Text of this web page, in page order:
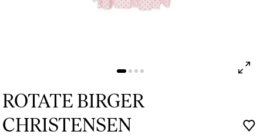
ROTATE BIRGER
CHRISTENSEN